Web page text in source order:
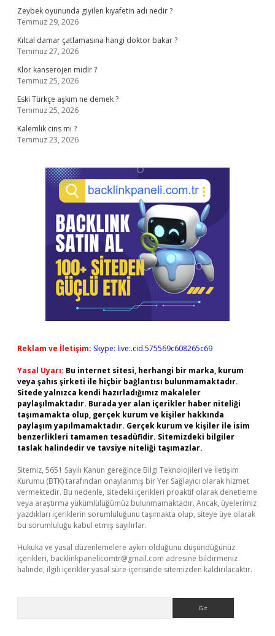
Zeybek oyununda giyilen kıyafetin adı nedir ?
Temmuz 29, 2026
Kılcal damar çatlamasına hangi doktor bakar ?
Temmuz 27, 2026
Klor kanserojen midir ?
Temmuz 25, 2026
Eski Türkçe aşkım ne demek ?
Temmuz 25, 2026
Kalemlik cins mi ?
Temmuz 23, 2026
Reklam ve İletişim: Skype: live:.cid.575569c608265c69
Yasal Uyarı: Bu internet sitesi, herhangi bir marka, kurum
veya şahıs şirketi ile hiçbir bağlantısı bulunmamaktadır.
Sitede yalnızca kendi hazırladığımız makaleler
paylaşılmaktadır. Burada yer alan içerikler haber niteliği
taşımamakta olup, gerçek kurum ve kişiler hakkında
paylaşım yapılmamaktadır. Gerçek kurum ve kişiler ile isim
benzerlikleri tamamen tesadüfidir. Sitemizdeki bilgiler
taslak halindedir ve tavsiye niteliği taşımazlar.
Sitemiz, 5651 Sayılı Kanun gereğince Bilgi Teknolojileri ve İletişim
Kurumu (BTK) tarafından onaylanmış bir Yer Sağlayıcı olarak hizmet
vermektedir. Bu nedenle, sitedeki içerikleri proaktif olarak denetleme
veya araştırma yükümlülüğümüz bulunmamaktadır. Ancak, üyelerimiz
yazdıkları içeriklerin sorumluluğunu taşımakta olup, siteye üye olarak
bu sorumluluğu kabul etmiş sayılırlar.
Hukuka ve yasal düzenlemelere aykırı olduğunu düşündüğünüz
içerikleri, backlinkpanelicomtr@gmail.com adresine bildirmeniz
halinde, ilgili içerikler yasal süre içerisinde sitemizden kaldırılacaktır.